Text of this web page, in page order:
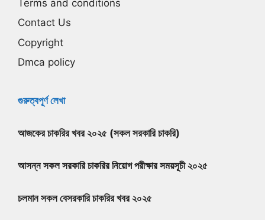
Terms and conditions
Contact Us
Copyright
Dmca policy
গুরুত্বপূর্ণ লেখা
আজকের চাকরির খবর ২০২৫ (সকল সরকারি চাকরি)
আসন্ন সকল সরকারি চাকরির নিয়োগ পরীক্ষার সময়সূচী ২০২৫
চলমান সকল বেসরকারি চাকরির খবর ২০২৫